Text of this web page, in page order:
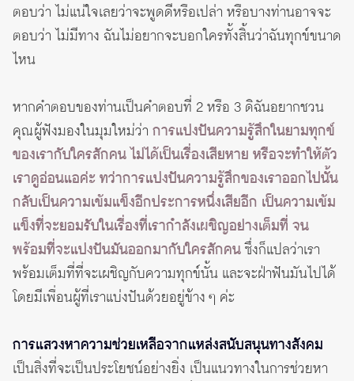
ตอบว่า ไม่แน่ใจเลยว่าจะพูดดีหรือเปล่า หรือบางท่านอาจจะ
ตอบว่า ไม่มีทาง ฉันไม่อยากจะบอกใครทั้งสิ้นว่าฉันทุกข์ขนาด
ไหน
หากคำตอบของท่านเป็นคำตอบที่ 2 หรือ 3 ดิฉันอยากชวน
คุณผู้ฟังมองในมุมใหม่ว่า การแบ่งปันความรู้สึกในยามทุกข์
ของเรากับใครสักคน ไม่ได้เป็นเรื่องเสียหาย หรือจะทำให้ตัว
เราดูอ่อนแอค่ะ ทว่าการแบ่งปันความรู้สึกของเราออกไปนั้น
กลับเป็นความเข้มแข็งอีกประการหนึ่งเสียอีก เป็นความเข้ม
แข็งที่จะยอมรับในเรื่องที่เรากำลังเผชิญอย่างเต็มที่ จน
พร้อมที่จะแบ่งปันมันออกมากับใครสักคนซึ่งก็แปลว่าเรา
พร้อมเต็มที่ที่จะเผชิญกับความทุกข์นั้น และจะฝ่าฟันมันไปได้
โดยมีเพื่อนผู้ที่เราแบ่งปันด้วยอยู่ข้าง ๆ ค่ะ
การแสวงหาความช่วยเหลือจากแหล่งสนับสนุนทางสังคม
เป็นสิ่งที่จะเป็นประโยชน์อย่างยิ่ง เป็นแนวทางในการช่วยหา